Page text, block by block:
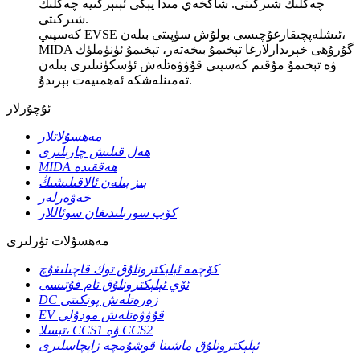
چەكلىك شىركىتى. شاڭخەي مىدا يېڭى ئېنېرگىيە چەكلىك
شىركىتى.
كەسپىي EVSE ئىشلەپچىقارغۇچىسى بولۇش سۈپىتى بىلەن،
MIDA گۇرۇھى خېرىدارلارغا تېخىمۇ بىخەتەر، تېخىمۇ ئۈنۈملۈك
ۋە تېخىمۇ مۇقىم كەسپىي قۇۋۋەتلەش ئۈسكۈنىلىرى بىلەن
تەمىنلەشكە ئەھمىيەت بېرىدۇ.
ئۇچۇرلار
مەھسۇلاتلار
ھەل قىلىش چارىلىرى
MIDA ھەققىدە
بىز بىلەن ئالاقىلىشىڭ
خەۋەرلەر
كۆپ سورىلىدىغان سوئاللار
مەھسۇلات تۈرلىرى
كۆچمە ئېلېكترونلۇق توك قاچىلىغۇچ
ئۆي ئېلېكترونلۇق تام قۇتىسى
DC زەرەتلەش پونكىتى
EV قۇۋۋەتلەش مودۇلى
تېسلا، CCS1 ۋە CCS2
ئېلېكترونلۇق ماشىنا قوشۇمچە زاپچاسلىرى